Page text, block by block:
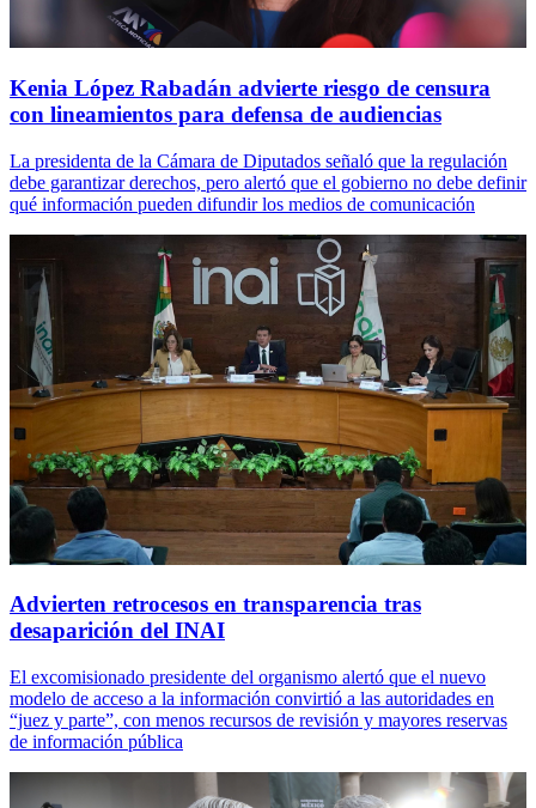
Kenia López Rabadán advierte riesgo de censura
con lineamientos para defensa de audiencias
La presidenta de la Cámara de Diputados señaló que la regulación
debe garantizar derechos, pero alertó que el gobierno no debe definir
qué información pueden difundir los medios de comunicación
Advierten retrocesos en transparencia tras
desaparición del INAI
El excomisionado presidente del organismo alertó que el nuevo
modelo de acceso a la información convirtió a las autoridades en
“juez y parte”, con menos recursos de revisión y mayores reservas
de información pública